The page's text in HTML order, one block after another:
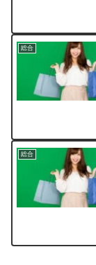
総合
総合